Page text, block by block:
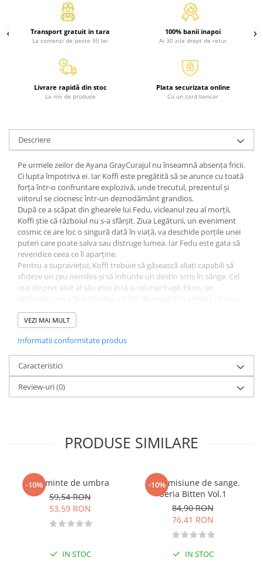
Povesti si povestiri
Dictionare si enciclopedii
Atlase, dictionare si enciclopedii
Dictionare de limba romana
Dictionare tematice
Enciclopedii
Diete si alimentatie sanatoasa
Fitness si frumusete
Diverse
Diverse
Feng Shui
Medicina alternativa
Sa nu razi :((
Drept
Legislatie
Fictiune
Actiune,aventura
Clasici
Crime, Thriller, Mistery
Fantasy
Istorica
Literatura de divertisment
Romance
Science Fiction
Young adult
Filologie, Filosofie
Transport gratuit in tara
La comenzi de peste 95 lei
100% banii inapoi
Ai 30 zile drept de retur
Livrare rapidă din stoc
La mii de produse
Plata securizata online
Cu un card bancar
Descriere
Pe urmele zeilor de Ayana GrayCurajul nu înseamnă absența fricii.
Ci lupta împotriva ei. Iar Koffi este pregătită să se arunce cu toată
forța într-o confruntare explozivă, unde trecutul, prezentul și
viitorul se ciocnesc într-un deznodământ grandios.
După ce a scăpat din ghearele lui Fedu, vicleanul zeu al morții,
Koffi știe că războiul nu s-a sfârșit. Ziua Legăturii, un eveniment
cosmic ce are loc o singură dată în viață, va deschide porțile unei
puteri care poate salva sau distruge lumea. Iar Fedu este gata să
revendice ceea ce îi aparține.
Pentru a supraviețui, Koffi trebuie să găsească aliați capabili să
sfideze un zeu nemilos și să înfrunte un destin scris în sânge. Cel
mai de preț aliat al său este însă și cel mai fragil: Ekon, un
vânează, ci și de propriul trecut. Încă bântuit de greșelile pe care
sens: protejarea lui Koffi. Dar poate fi vreodată un fugar
îndeajuns de puternic pentru a opri un zeu?
VEZI MAI MULT
Informatii conformitate produs
Caracteristici
Review-uri(0)
PRODUSE SIMILARE
-10%
Vesminte de umbra
59,54 RON
53,59 RON
IN STOC
-10%
O promisiune de sange.
Seria Bitten Vol.1
84,90 RON
76,41 RON
IN STOC